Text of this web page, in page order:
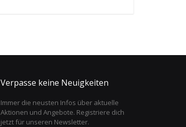
Verpasse keine Neuigkeiten
Immer die neusten Infos über aktuelle
Aktionen und Angebote. Registriere dich
jetzt für unseren Newsletter.